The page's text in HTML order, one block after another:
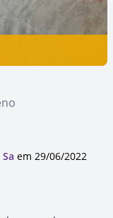
em 29/06/2022